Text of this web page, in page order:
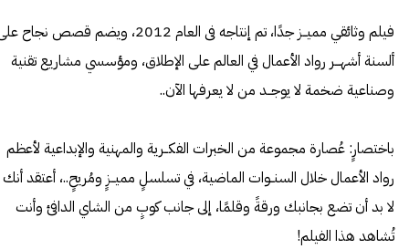
فيلم وثائقي مميــز جدًا، تم إنتاجه فى العام 2012، ويضم قصص نجاح
ألسنة أشهـــر رواد الأعمال في العالم على الإطلاق، ومؤسسي مشاريع تقنية
وصناعية ضخمة لا يوجــد من لا يعرفها الآن..
باختصارٍ: عُصارة مجموعة من الخبرات الفكــرية والمهنية والإبداعية لأعظم
رواد الأعمال خلال السنــوات الماضية، في تسلسلٍ مميــزٍ ومُريحٍ..، أعتقد أنك
لا بد أن تضع بجانبك ورقةً وقلمًا، إلى جانب كوبٍ من الشاي الدافئ وأنت
تُشاهد هذا الفيلم!